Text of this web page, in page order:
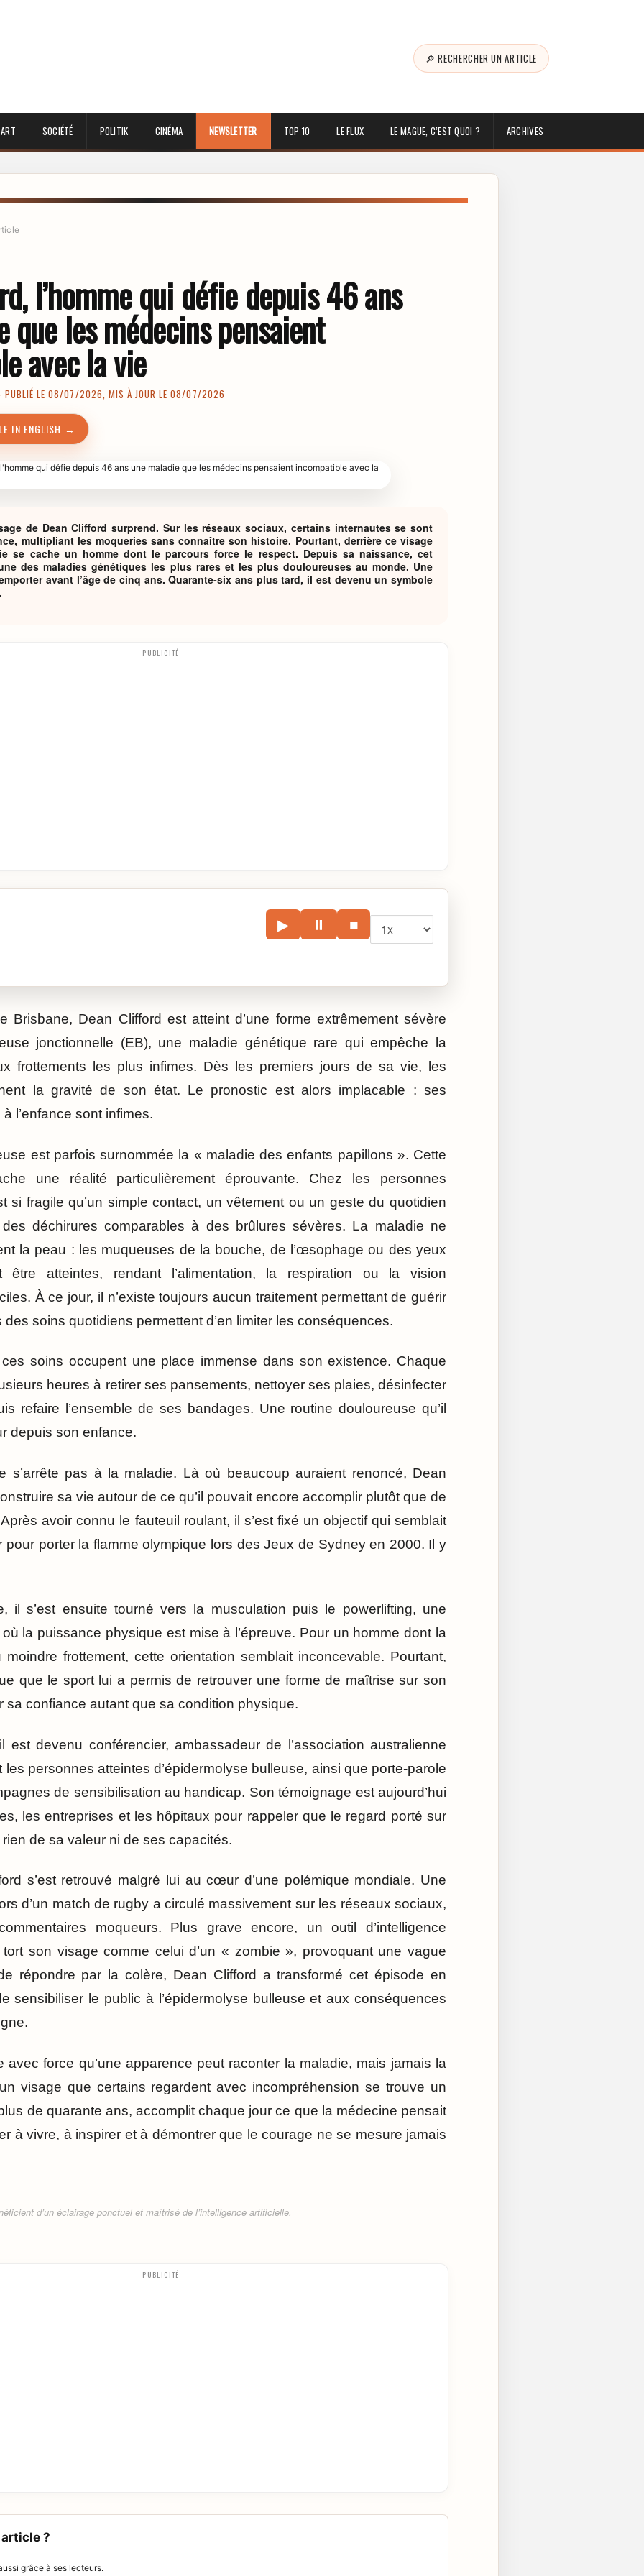
🔎 RECHERCHER UN ARTICLE
SOCIÉTÉ POLITIK CINÉMA NEWSLETTER TOP 10 LE FLUX LE MAGUE, C’EST QUOI ? ARCHIVES
l’homme qui défie depuis 46 ans
que les médecins pensaient
avec la vie
LE 08/07/2026, MIS À JOUR LE 08/07/2026
IN ENGLISH →
de Dean Clifford surprend. Sur les réseaux sociaux, certains internautes se sont
multipliant les moqueries sans connaître son histoire. Pourtant, derrière ce visage
se cache un homme dont le parcours force le respect. Depuis sa naissance, cet
des maladies génétiques les plus rares et les plus douloureuses au monde. Une
avant l’âge de cinq ans. Quarante-six ans plus tard, il est devenu un symbole
PUBLICITÉ
▶ ⏸ ■
Brisbane, Dean Clifford est atteint d’une forme extrêmement sévère
jonctionnelle (EB), une maladie génétique rare qui empêche la
frottements les plus infimes. Dès les premiers jours de sa vie, les
la gravité de son état. Le pronostic est alors implacable : ses
l’enfance sont infimes.
est parfois surnommée la « maladie des enfants papillons ». Cette
une réalité particulièrement éprouvante. Chez les personnes
si fragile qu’un simple contact, un vêtement ou un geste du quotidien
déchirures comparables à des brûlures sévères. La maladie ne
la peau : les muqueuses de la bouche, de l’œsophage ou des yeux
être atteintes, rendant l’alimentation, la respiration ou la vision
À ce jour, il n’existe toujours aucun traitement permettant de guérir
soins quotidiens permettent d’en limiter les conséquences.
soins occupent une place immense dans son existence. Chaque
heures à retirer ses pansements, nettoyer ses plaies, désinfecter
refaire l’ensemble de ses bandages. Une routine douloureuse qu’il
depuis son enfance.
s’arrête pas à la maladie. Là où beaucoup auraient renoncé, Dean
sa vie autour de ce qu’il pouvait encore accomplir plutôt que de
avoir connu le fauteuil roulant, il s’est fixé un objectif qui semblait
pour porter la flamme olympique lors des Jeux de Sydney en 2000. Il y
il s’est ensuite tourné vers la musculation puis le powerlifting, une
la puissance physique est mise à l’épreuve. Pour un homme dont la
frottement, cette orientation semblait inconcevable. Pourtant,
que le sport lui a permis de retrouver une forme de maîtrise sur son
sa confiance autant que sa condition physique.
devenu conférencier, ambassadeur de l’association australienne
les personnes atteintes d’épidermolyse bulleuse, ainsi que porte-parole
de sensibilisation au handicap. Son témoignage est aujourd’hui
les entreprises et les hôpitaux pour rappeler que le regard porté sur
de sa valeur ni de ses capacités.
s’est retrouvé malgré lui au cœur d’une polémique mondiale. Une
d’un match de rugby a circulé massivement sur les réseaux sociaux,
moqueurs. Plus grave encore, un outil d’intelligence
son visage comme celui d’un « zombie », provoquant une vague
répondre par la colère, Dean Clifford a transformé cet épisode en
sensibiliser le public à l’épidermolyse bulleuse et aux conséquences
avec force qu’une apparence peut raconter la maladie, mais jamais la
visage que certains regardent avec incompréhension se trouve un
de quarante ans, accomplit chaque jour ce que la médecine pensait
à vivre, à inspirer et à démontrer que le courage ne se mesure jamais
d’un éclairage ponctuel et maîtrisé de l’intelligence artificielle.
PUBLICITÉ
?
grâce à ses lecteurs.